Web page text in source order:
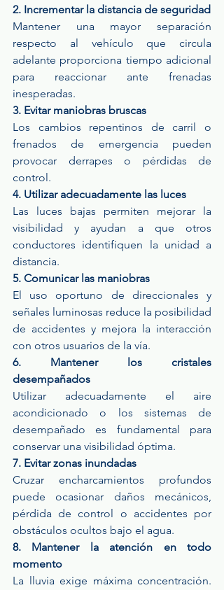
2. Incrementar la distancia de seguridad
Mantener una mayor separación
respecto al vehículo que circula
adelante proporciona tiempo adicional
para reaccionar ante frenadas
inesperadas.
3. Evitar maniobras bruscas
Los cambios repentinos de carril o
frenados de emergencia pueden
provocar derrapes o pérdidas de
control.
4. Utilizar adecuadamente las luces
Las luces bajas permiten mejorar la
visibilidad y ayudan a que otros
conductores identifiquen la unidad a
distancia.
5. Comunicar las maniobras
El uso oportuno de direccionales y
señales luminosas reduce la posibilidad
de accidentes y mejora la interacción
con otros usuarios de la vía.
6. Mantener los cristales
desempañados
Utilizar adecuadamente el aire
acondicionado o los sistemas de
desempañado es fundamental para
conservar una visibilidad óptima.
7. Evitar zonas inundadas
Cruzar encharcamientos profundos
puede ocasionar daños mecánicos,
pérdida de control o accidentes por
obstáculos ocultos bajo el agua.
8. Mantener la atención en todo
momento
La lluvia exige máxima concentración.